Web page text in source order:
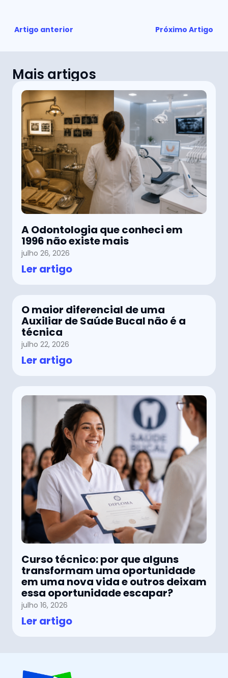
Artigo anterior Próximo Artigo
Mais artigos
A Odontologia que conheci em
1996 não existe mais
julho 26, 2026
Ler artigo
O maior diferencial de uma
Auxiliar de Saúde Bucal não é a
técnica
julho 22, 2026
Ler artigo
Curso técnico: por que alguns
transformam uma oportunidade
em uma nova vida e outros deixam
essa oportunidade escapar?
julho 16, 2026
Ler artigo